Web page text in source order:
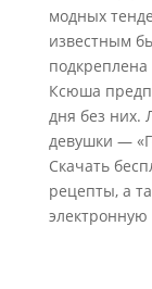
модных
известным
Ксюша
дня без них.
девушки —
Скачать
рецепты, а
электронную